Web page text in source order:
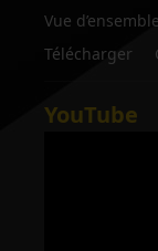
Vue d’ensemble
Télécharger
YouTube